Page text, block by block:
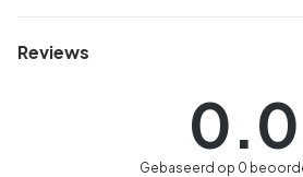
Reviews
0.0
Gebaseerd op 0